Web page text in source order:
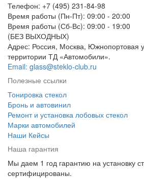
Телефон: +7 (495) 231-84-98
Время работы (Пн-Пт): 09:00 - 20:00
Время работы (Сб-Вс): 09:00 - 19:00
(БЕЗ ВЫХОДНЫХ)
Адрес: Россия, Москва, Южнопортовая
территории ТД «Автомобили».
Email: glass@steklo-club.ru
Полезные ссылки
Тонировка стекол
Бронь и автовинил
Ремонт и установка лобовых стекол
Марки автомобилей
Наши Кейсы
Наша гарантия
Мы даем 1 год гарантию на установку
сертифицированы.